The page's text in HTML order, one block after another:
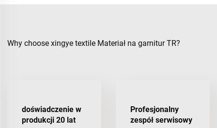
Why choose xingye textile Materiał na garnitur TR?
doświadczenie w
produkcji 20 lat
Profesjonalny
zespół serwisowy